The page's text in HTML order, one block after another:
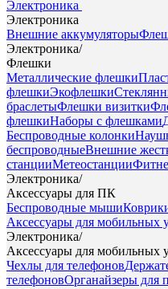
Электроника
Электроника
Внешние аккумуляторы
Электроника/
Флешки
Металлические флешки
флешкиЭкофлешки
браслетыФлешки визитки
флешкиНаборы с флешками
Беспроводные колонки
беспроводныеВнешние
станцииМетеостанции
Электроника/
Аксессуары для ПК
Беспроводные мыши
Аксессуары для мобильных
Электроника/
Аксессуары для мобильных
Чехлы для телефонов
телефоновОрганайзеры для